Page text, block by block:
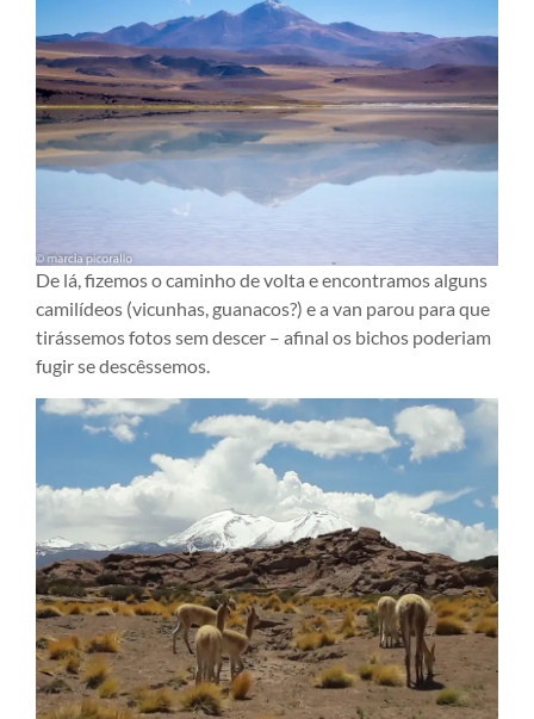
De lá, fizemos o caminho de volta e encontramos alguns
camilídeos (vicunhas, guanacos?) e a van parou para que
tirássemos fotos sem descer – afinal os bichos poderiam
fugir se descêssemos.